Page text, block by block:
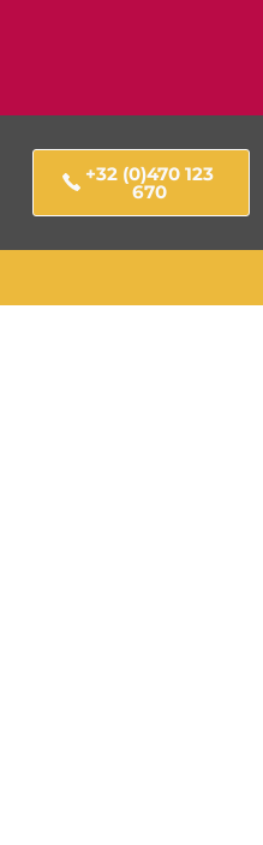
+32 (0)470 123
670